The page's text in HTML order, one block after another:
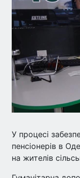
У процесі
пенсіонерів в
на жителів